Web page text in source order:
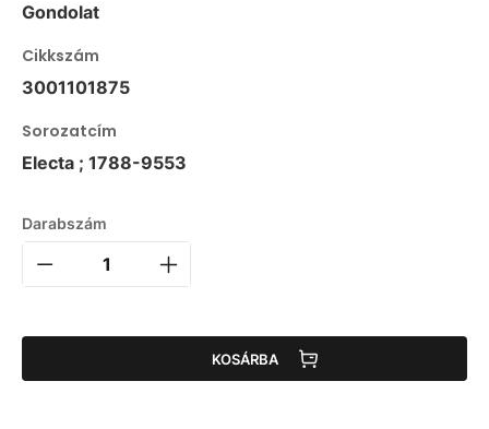
Gondolat
Cikkszám
3001101875
Sorozatcím
Electa ; 1788-9553
Darabszám
KOSÁRBA